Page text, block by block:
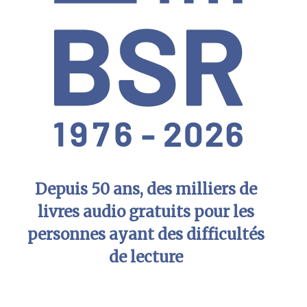
Depuis 50 ans, des milliers de
livres audio gratuits pour les
personnes ayant des difficultés
de lecture